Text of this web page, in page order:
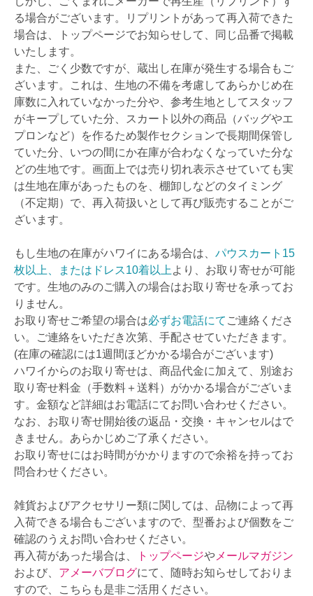
る場合がございます。リプリントがあって再入荷できた
場合は、トップページでお知らせして、同じ品番で掲載
いたします。
また、ごく少数ですが、蔵出し在庫が発生する場合もご
ざいます。これは、生地の不備を考慮してあらかじめ在
庫数に入れていなかった分や、参考生地としてスタッフ
がキープしていた分、スカート以外の商品（バッグやエ
プロンなど）を作るため製作セクションで長期間保管し
ていた分、いつの間にか在庫が合わなくなっていた分な
どの生地です。画面上では売り切れ表示させていても実
は生地在庫があったものを、棚卸しなどのタイミング
（不定期）で、再入荷扱いとして再び販売することがご
ざいます。
もし生地の在庫がハワイにある場合は、 パウスカート15
枚以上、またはドレス10着以上 より、お取り寄せが可能
です。生地のみのご購入の場合はお取り寄せを承ってお
りません。
お取り寄せご希望の場合は必ずお電話にて ご連絡くださ
い。ご連絡をいただき次第、手配させていただきます。
(在庫の確認には1週間ほどかかる場合がございます)
ハワイからのお取り寄せは、商品代金に加えて、別途お
取り寄せ料金（手数料＋送料）がかかる場合がございま
す。金額など詳細はお電話にてお問い合わせください。
なお、お取り寄せ開始後の返品・交換・キャンセルはで
きません。あらかじめご了承ください。
お取り寄せにはお時間がかかりますので余裕を持ってお
問合わせください。
雑貨およびアクセサリー類に関しては、品物によって再
入荷できる場合もございますので、型番および個数をご
確認のうえお問い合わせください。
再入荷があった場合は、
トップページや メールマガジン
および、 アメーバブログにて、随時お知らせしておりま
すので、こちらも是非ご活用ください。